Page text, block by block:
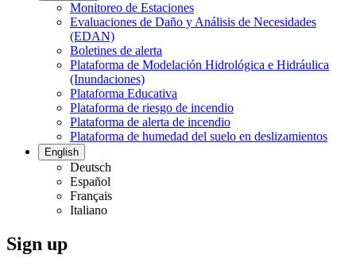
Monitoreo de Estaciones
Evaluaciones de Daño y Análisis de Necesidades
(EDAN)
Boletines de alerta
Plataforma de Modelación Hidrológica e Hidráulica
(Inundaciones)
Plataforma Educativa
Plataforma de riesgo de incendio
Plataforma de alerta de incendio
Plataforma de humedad del suelo en deslizamientos
English
Deutsch
Español
Français
Italiano
Sign up